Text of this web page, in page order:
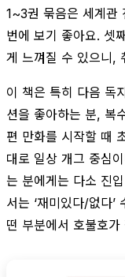
1~3권 묶음은 세계관
번에 보기 좋아요. 셋
게 느껴질 수 있으니,
이 책은 특히 다음 독
션을 좋아하는 분, 복
편 만화를 시작할 때
대로 일상 개그 중심
는 분에게는 다소 진
서는 ‘재미있다/없다
떤 부분에서 호불호